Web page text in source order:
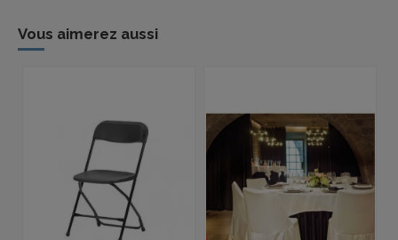
Vous aimerez aussi